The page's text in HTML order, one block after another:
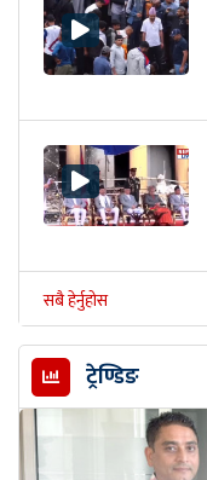
सबै हेर्नुहोस
ट्रेण्डिङ